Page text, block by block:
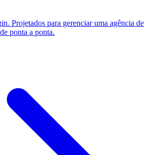
Projetados para gerenciar uma agência de
ponta a ponta.